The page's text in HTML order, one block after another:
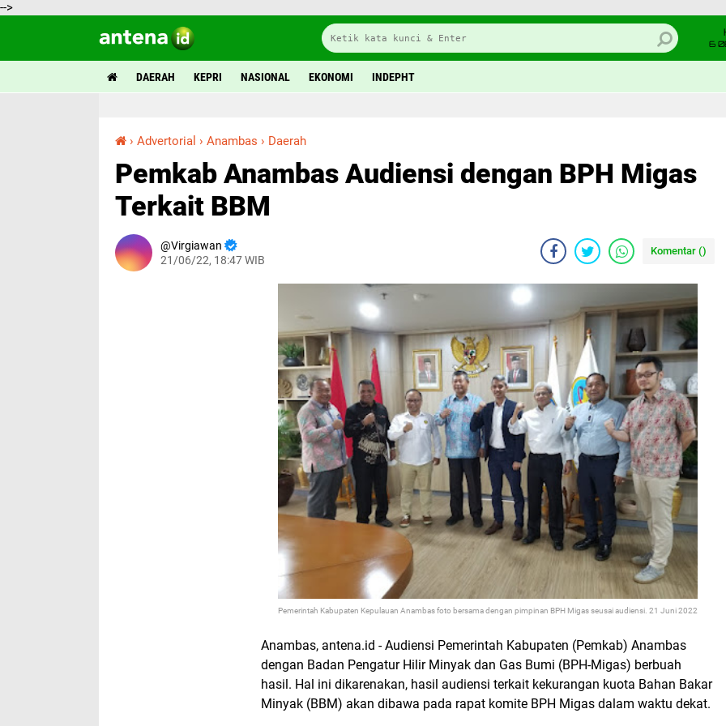
-->
6
DAERAH KEPRI NASIONAL EKONOMI INDEPHT
› Advertorial › Anambas › Daerah
Pemkab Anambas Audiensi dengan BPH Migas
Terkait BBM
Virgiawan
21/06/22, 18:47 WIB
Komentar ()
Pemerintah Kabupaten Kepulauan Anambas foto bersama dengan pimpinan BPH Migas seusai audiensi. 21 Juni 2022
Anambas, antena.id - Audiensi Pemerintah Kabupaten (Pemkab) Anambas
dengan Badan Pengatur Hilir Minyak dan Gas Bumi (BPH-Migas) berbuah
hasil. Hal ini dikarenakan, hasil audiensi terkait kekurangan kuota Bahan Bakar
Minyak (BBM) akan dibawa pada rapat komite BPH Migas dalam waktu dekat.